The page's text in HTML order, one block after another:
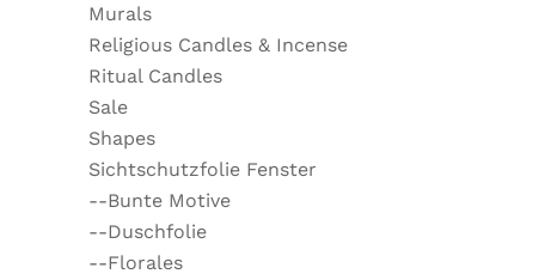
Murals
Religious Candles & Incense
Ritual Candles
Sale
Shapes
Sichtschutzfolie Fenster
--Bunte Motive
--Duschfolie
--Florales